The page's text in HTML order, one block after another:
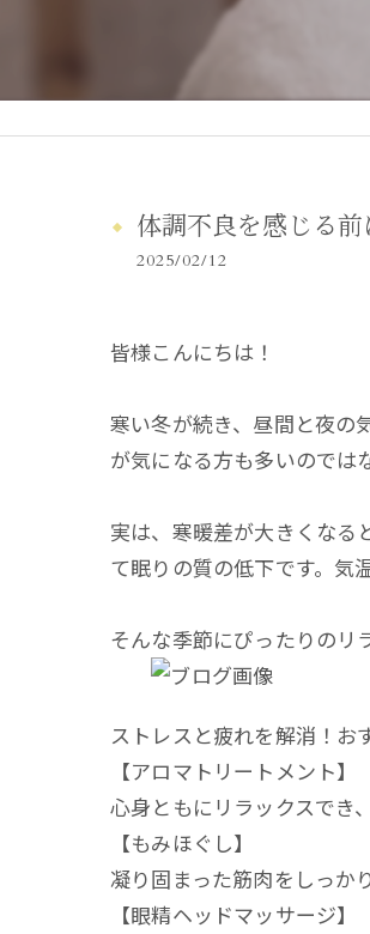
体調不良を感じる前
2025/02/12
皆様こんにちは！
寒い冬が続き、昼間と夜の
が気になる方も多いのでは
実は、寒暖差が大きくなる
て眠りの質の低下です。気
そんな季節にぴったりのリ
ストレスと疲れを解消！お
【アロマトリートメント】
心身ともにリラックスでき
【もみほぐし】
凝り固まった筋肉をしっか
【眼精ヘッドマッサージ】